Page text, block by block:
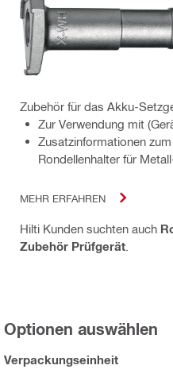
Zubehör für das Akku-
Zur Verwendung mit
Zusatzinformationen
Rondellenhalter für
MEHR ERFAHREN
Hilti Kunden suchten auch
Zubehör Prüfgerät
Optionen auswählen
Verpackungseinheit